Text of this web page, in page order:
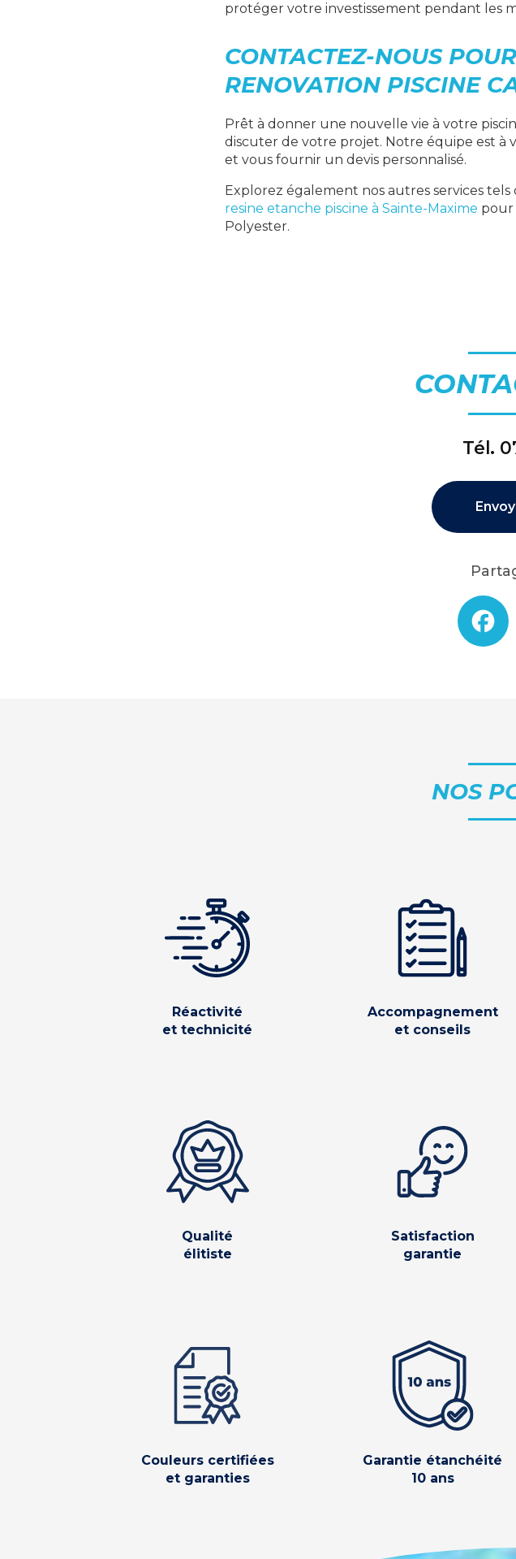
protéger votre investissement pendant les
CONTACTEZ-NOUS
RENOVATION PISCINE
Prêt à donner une nouvelle vie à votre
discuter de votre projet. Notre équipe est à
et vous fournir un devis personnalisé.
Explorez également nos autres services tels
resine etanche piscine à Sainte-Maxime pour
Polyester.
Tél.
NOS
Réactivité
et technicité
Accompagnement
et conseils
Qualité
élitiste
Satisfaction
garantie
Couleurs certifiées
et garanties
Garantie étanchéité
10 ans